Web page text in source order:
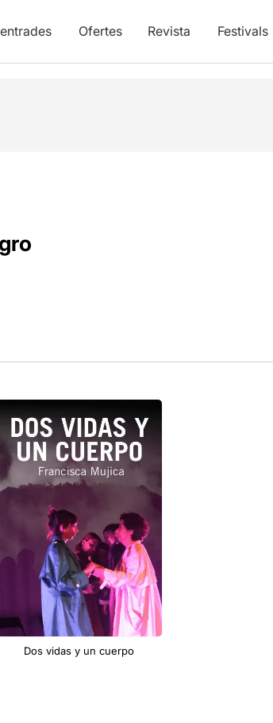
Ofertes Revista Festivals
Dos vidas y un cuerpo